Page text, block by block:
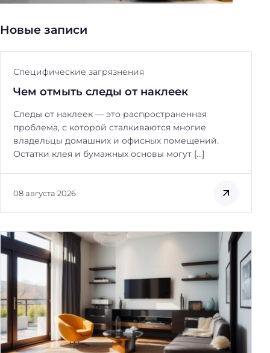
Новые записи
Специфические загрязнения
Чем отмыть следы от наклеек
Следы от наклеек — это распространенная
проблема, с которой сталкиваются многие
владельцы домашних и офисных помещений.
Остатки клея и бумажных основы могут […]
08 августа 2026